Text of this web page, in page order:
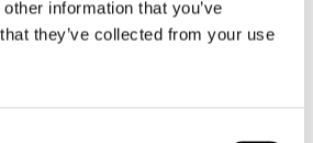
information that you’ve
they’ve collected from your use
del 07/06/2016